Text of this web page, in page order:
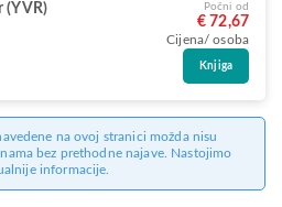
(YVR) Počni od
€ 72,67
Cijena/ osoba
Knjiga
na ovoj stranici možda nisu
bez prethodne najave. Nastojimo
informacije.